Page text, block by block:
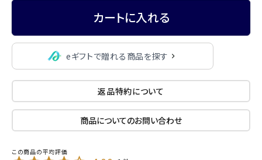
カートに入れる
eギフトで贈れる商品を探す
返品特約について
商品についてのお問い合わせ